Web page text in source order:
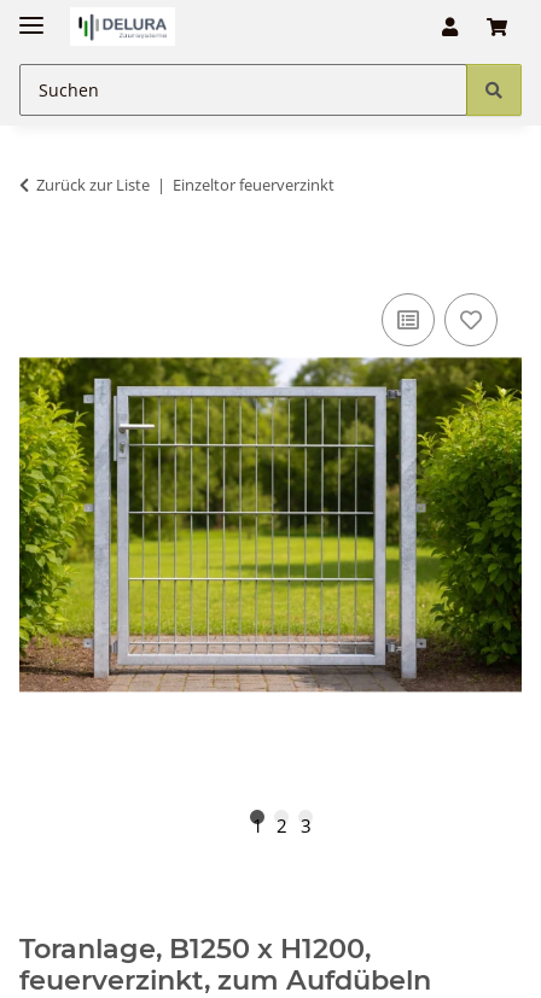
Zurück zur Liste Einzeltor feuerverzinkt
1 2 3
Toranlage, B1250 x H1200,
feuerverzinkt, zum Aufdübeln